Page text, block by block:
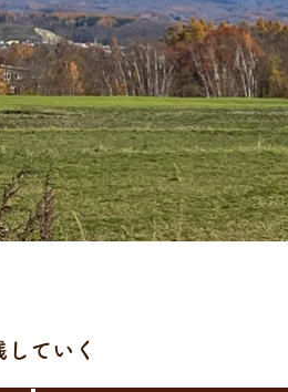
ていく